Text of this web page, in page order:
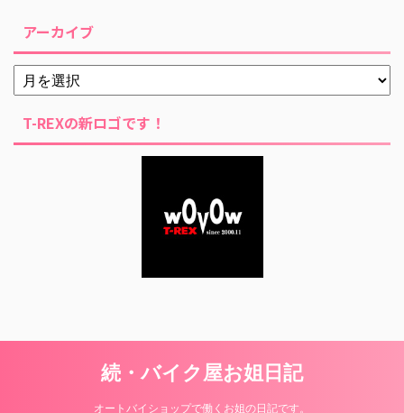
アーカイブ
T-REXの新ロゴです！
続・バイク屋お姐日記
オートバイショップで働くお姐の日記です。